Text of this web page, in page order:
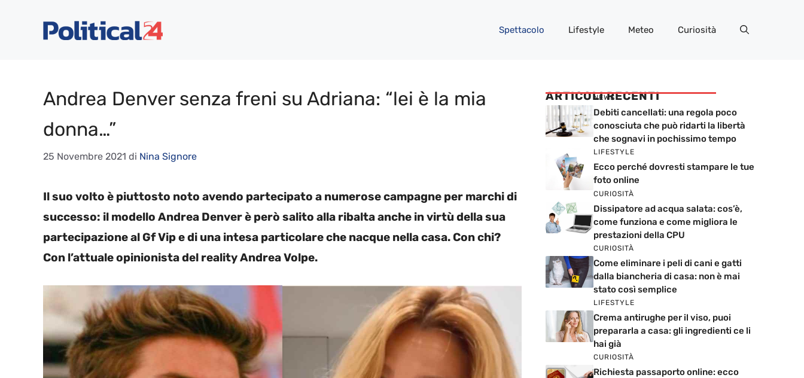
Spettacolo Lifestyle Meteo Curiosità
Andrea Denver senza freni su Adriana: “lei è la mia
donna…”
25 Novembre 2021 di Nina Signore
Il suo volto è piuttosto noto avendo partecipato a numerose campagne per marchi di
successo: il modello Andrea Denver è però salito alla ribalta anche in virtù della sua
partecipazione al Gf Vip e di una intesa particolare che nacque nella casa. Con chi?
Con l’attuale opinionista del reality Andrea Volpe.
ARTICOLI RECENTI
NEWS
Debiti cancellati: una regola poco
conosciuta che può ridarti la libertà
che sognavi in pochissimo tempo
LIFESTYLE
Ecco perché dovresti stampare le tue
foto online
CURIOSITÀ
Dissipatore ad acqua salata: cos’è,
come funziona e come migliora le
prestazioni della CPU
CURIOSITÀ
Come eliminare i peli di cani e gatti
dalla biancheria di casa: non è mai
stato così semplice
LIFESTYLE
Crema antirughe per il viso, puoi
prepararla a casa: gli ingredienti ce li
hai già
CURIOSITÀ
Richiesta passaporto online: ecco